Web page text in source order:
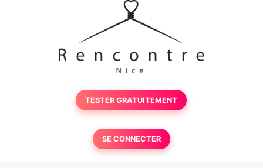
TESTER GRATUITEMENT
SE CONNECTER